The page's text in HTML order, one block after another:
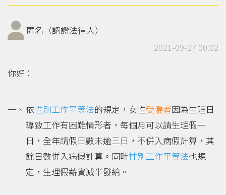
匿名（認證法律人）
2021-09-27 00:02
你好：
依性別工作平等法的規定，女性受僱者因為生理日
導致工作有困難情形者，每個月可以請生理假一
日，全年請假日數未逾三日，不併入病假計算，其
餘日數併入病假計算。同時性別工作平等法也規
定，生理假薪資減半發給。